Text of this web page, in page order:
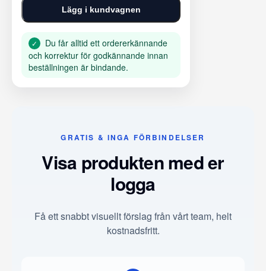
Lägg i kundvagnen
✓
Du får alltid ett ordererkännande
och korrektur för godkännande innan
beställningen är bindande.
GRATIS & INGA FÖRBINDELSER
Visa produkten med er
logga
Få ett snabbt visuellt förslag från vårt team, helt
kostnadsfritt.